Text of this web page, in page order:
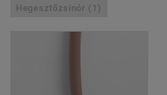
Hegesztőzsinór (1)